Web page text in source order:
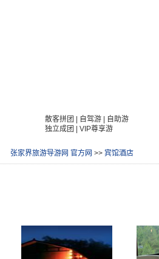
散客拼团 自驾游
自助游
独立成团
VIP尊享游
张家界旅游导游网 官方网 >> 宾馆酒店